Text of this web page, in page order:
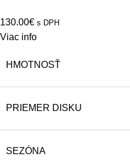
130.00€ s DPH
Viac info
HMOTNOSŤ
PRIEMER DISKU
SEZÓNA